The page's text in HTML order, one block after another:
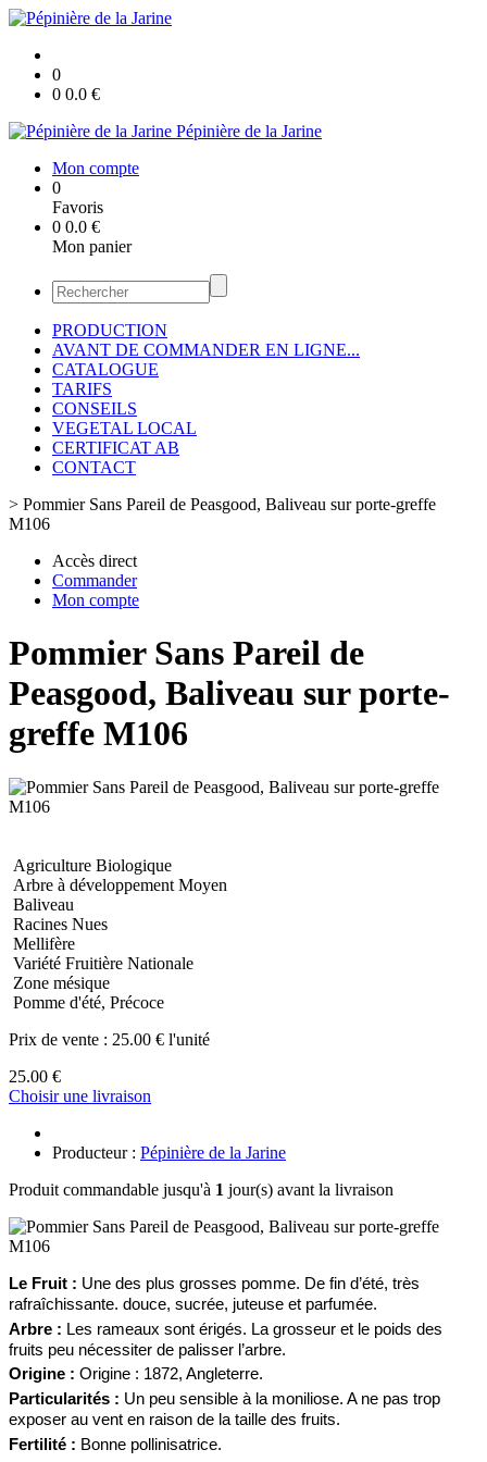
0
0 0.0 €
Pépinière de la Jarine
Mon compte
0
Favoris
0 0.0 €
Mon panier
PRODUCTION
AVANT DE COMMANDER EN LIGNE...
CATALOGUE
TARIFS
CONSEILS
VEGETAL LOCAL
CERTIFICAT AB
CONTACT
> Pommier Sans Pareil de Peasgood, Baliveau sur porte-greffe
M106
Accès direct
Commander
Mon compte
Pommier Sans Pareil de
Peasgood, Baliveau sur porte-
greffe M106
Agriculture Biologique
Arbre à développement Moyen
Baliveau
Racines Nues
Mellifère
Variété Fruitière Nationale
Zone mésique
Pomme d'été, Précoce
Prix de vente : 25.00 € l'unité
25.00 €
Choisir une livraison
Producteur : Pépinière de la Jarine
Produit commandable jusqu'à 1 jour(s) avant la livraison
Le Fruit : Une des plus grosses pomme. De fin d’été, très
rafraîchissante. douce, sucrée, juteuse et parfumée.
Arbre : Les rameaux sont érigés. La grosseur et le poids des
fruits peu nécessiter de palisser l’arbre.
Origine : Origine : 1872, Angleterre.
Particularités : Un peu sensible à la moniliose. A ne pas trop
exposer au vent en raison de la taille des fruits.
Fertilité : Bonne pollinisatrice.